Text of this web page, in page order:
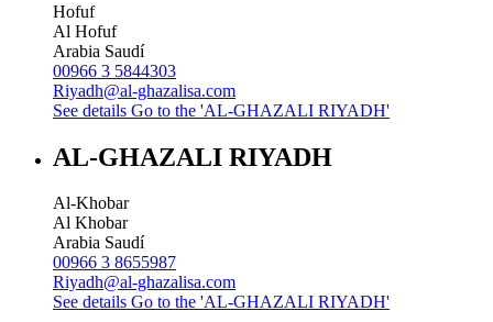
Hofuf
Al Hofuf
Arabia Saudí
00966 3 5844303
Riyadh@al-ghazalisa.com
See details Go to the 'AL-GHAZALI RIYADH'
AL-GHAZALI RIYADH
Al-Khobar
Al Khobar
Arabia Saudí
00966 3 8655987
Riyadh@al-ghazalisa.com
See details Go to the 'AL-GHAZALI RIYADH'